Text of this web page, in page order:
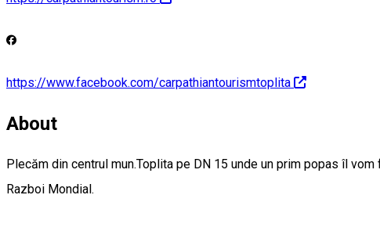
https://www.facebook.com/carpathiantourismtoplita
About
Plecăm din centrul mun.Toplita pe DN 15 unde un prim popas îl
Razboi Mondial.